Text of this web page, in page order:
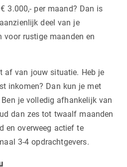
3.000,- per maand? Dan is
deel van je
voor rustige maanden en
af van jouw situatie. Heb je
inkomen? Dan kun je met
je volledig afhankelijk van
dan zes tot twaalf maanden
en overweeg actief te
3-4 opdrachtgevers.